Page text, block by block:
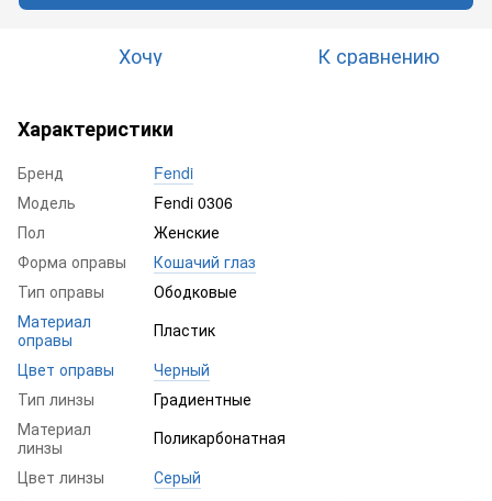
Хочу К сравнению
Характеристики
Бренд
Fendi
Модель
Fendi 0306
Пол
Женские
Форма оправы
Кошачий глаз
Тип оправы
Ободковые
Материал
оправы
Пластик
Цвет оправы
Черный
Тип линзы
Градиентные
Материал
линзы
Поликарбонатная
Цвет линзы
Серый